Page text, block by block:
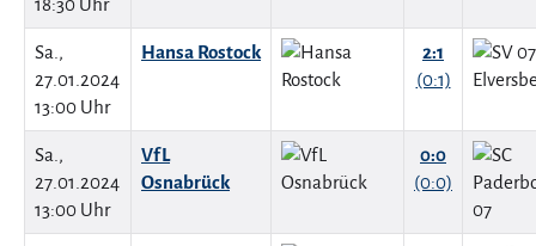
18:30 Uhr
Sa.,
27.01.2024
13:00 Uhr
Hansa Rostock
2:1
(0:1)
Sa.,
27.01.2024
13:00 Uhr
VfL
Osnabrück
0:0
(0:0)